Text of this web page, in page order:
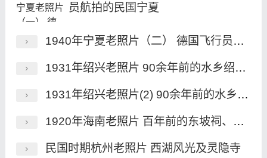
员航拍的民国宁夏
1940年宁夏老照片（二） 德国飞行员航拍的民国宁夏
1931年绍兴老照片 90余年前的水乡绍兴风貌
1931年绍兴老照片(2) 90余年前的水乡绍兴风貌
1920年海南老照片 百年前的东坡祠、昌明塔、海瑞墓
民国时期杭州老照片 西湖风光及灵隐寺